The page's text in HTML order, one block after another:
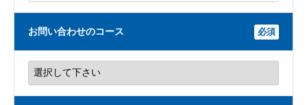
お問い合わせのコース 必須